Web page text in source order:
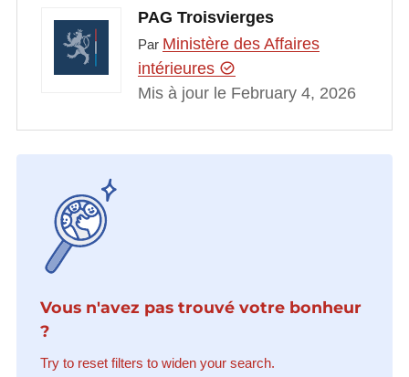
PAG Troisvierges
Par Ministère des Affaires
intérieures
Mis à jour le February 4, 2026
Vous n'avez pas trouvé votre bonheur
?
Try to reset filters to widen your search.